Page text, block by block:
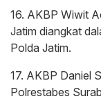
16. AKBP Wiwit
Jatim diangkat
Polda Jatim.
17. AKBP Daniel
Polrestabes